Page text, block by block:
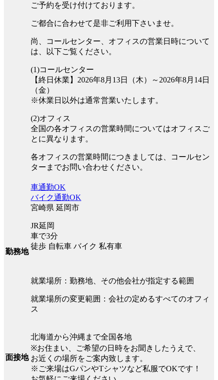
ご予約を受け付けております。
ご都合に合わせて是非ご利用下さいませ。
尚、コールセンター、オフィスの営業日時について
は、以下ご覧ください。
(1)コールセンター
【終日休業】2026年8月13日（木）～2026年8月14日
（金）
※休業日以外は通常営業いたします。
(2)オフィス
全国の各オフィスの営業時間についてはオフィスご
とに異なります。
各オフィスの営業時間につきましては、コールセン
ターまでお問い合わせください。
勤務地
車通勤OK
バイク通勤OK
宮崎県 延岡市
JR延岡
車で3分
徒歩 自転車 バイク 私有車
就業場所：勤務地、その他会社が指定する範囲
就業場所の変更範囲：会社の定めるすべてのオフィ
ス
面接地
北海道から沖縄まで全国各地
※お住まい、ご希望の日時をお聞きしたうえで、
お近くの場所をご案内致します。
※ご来場はGパンやTシャツなど私服でOKです！